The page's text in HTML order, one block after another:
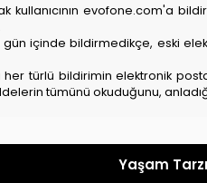
kullanıcının evofone.com'a
içinde bildirmedikçe, eski
türlü bildirimin elektronik
tümünü okuduğunu,
Yaşam Tarzı